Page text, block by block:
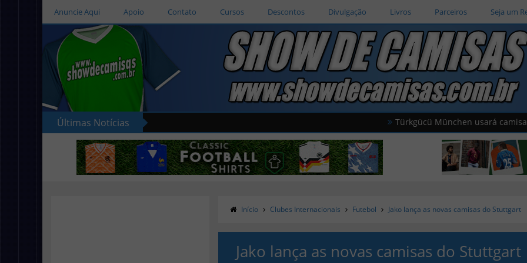
Anuncie Aqui Apoio Contato Cursos Descontos Divulgação Livros Parceiros Seja um
Últimas Notícias Türkgücü München usará camisas oficiais
Início Clubes Internacionais Futebol Jako lança as novas camisas do Stuttgart
Jako lança as novas camisas do Stuttgart